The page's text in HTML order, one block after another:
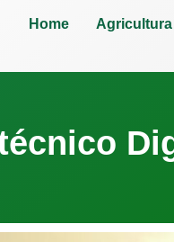
Home Agricultura